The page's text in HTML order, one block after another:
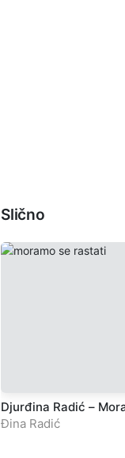
Slično
Djurđina Radić –
se rastati
Đina Radić